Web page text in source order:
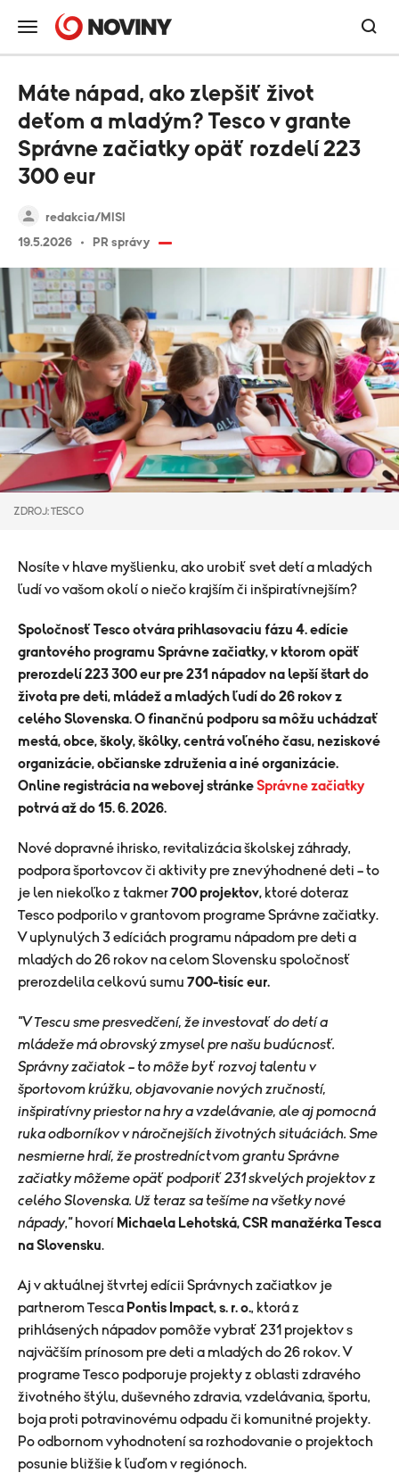
redakcia/MISI
19.5.2026
PR správy
Máte nápad, ako zlepšiť život
deťom a mladým? Tesco v grante
Správne začiatky opäť rozdelí 223
300 eur
ZDROJ: TESCO
Nosíte v hlave myšlienku, ako urobiť svet detí a mladých
ľudí vo vašom okolí o niečo krajším či inšpiratívnejším?
Spoločnosť Tesco otvára prihlasovaciu fázu 4. edície
grantového programu Správne začiatky, v ktorom opäť
prerozdelí 223 300 eur pre 231 nápadov na lepší štart do
života pre deti, mládež a mladých ľudí do 26 rokov z
celého Slovenska. O finančnú podporu sa môžu uchádzať
mestá, obce, školy, škôlky, centrá voľného času, neziskové
organizácie, občianske združenia a iné organizácie.
Online registrácia na webovej stránkeSprávne začiatky
potrvá až do 15. 6. 2026.
Nové dopravné ihrisko, revitalizácia školskej záhrady,
podpora športovcov či aktivity pre znevýhodnené deti – to
je len niekoľko z takmer700 projektov, ktoré doteraz
Tesco podporilo v grantovom programe Správne začiatky.
V uplynulých 3 edíciách programu nápadom pre deti a
mladých do 26 rokov na celom Slovensku spoločnosť
prerozdelila celkovú sumu 700-tisíc eur.
"V Tescu sme presvedčení, že investovať do detí a
mládeže má obrovský zmysel pre našu budúcnosť.
Správny začiatok – to môže byť rozvoj talentu v
športovom krúžku, objavovanie nových zručností,
inšpiratívny priestor na hry a vzdelávanie, ale aj pomocná
ruka odborníkov v náročnejších životných situáciách. Sme
nesmierne hrdí, že prostredníctvom grantu Správne
začiatky môžeme opäť podporiť 231 skvelých projektov z
celého Slovenska. Už teraz sa tešíme na všetky nové
nápady,"hovorí Michaela Lehotská, CSR manažérka Tesca
na Slovensku.
Aj v aktuálnej štvrtej edícii Správnych začiatkov je
partnerom Tesca Pontis Impact, s. r. o., ktorá z
prihlásených nápadov pomôže vybrať 231 projektov s
najväčším prínosom pre deti a mladých do 26 rokov. V
programe Tesco podporuje projekty z oblasti zdravého
životného štýlu, duševného zdravia, vzdelávania, športu,
boja proti potravinovému odpadu či komunitné projekty.
Po odbornom vyhodnotení sa rozhodovanie o projektoch
posunie bližšie k ľuďom v regiónoch.